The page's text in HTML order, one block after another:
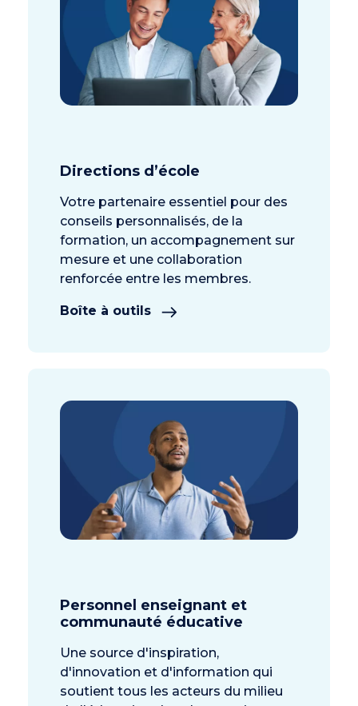
Directions d’école
Votre partenaire essentiel pour des
conseils personnalisés, de la
formation, un accompagnement sur
mesure et une collaboration
renforcée entre les membres.
Boîte à outils
Personnel enseignant et
communauté éducative
Une source d'inspiration,
d'innovation et d'information qui
soutient tous les acteurs du milieu